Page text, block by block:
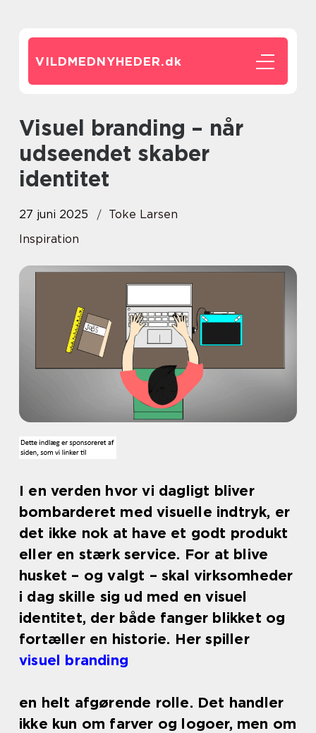
VILDMEDNYHEDER.dk
Visuel branding – når
udseendet skaber
identitet
27 juni 2025
Toke Larsen
Inspiration
I en verden hvor vi dagligt bliver
bombarderet med visuelle indtryk, er
det ikke nok at have et godt produkt
eller en stærk service. For at blive
husket – og valgt – skal virksomheder
i dag skille sig ud med en visuel
identitet, der både fanger blikket og
fortæller en historie. Her spiller
visuel branding
en helt afgørende rolle. Det handler
ikke kun om farver og logoer, men om